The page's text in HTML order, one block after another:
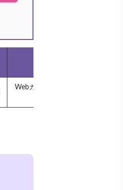
Webカメラ（フロント）搭載